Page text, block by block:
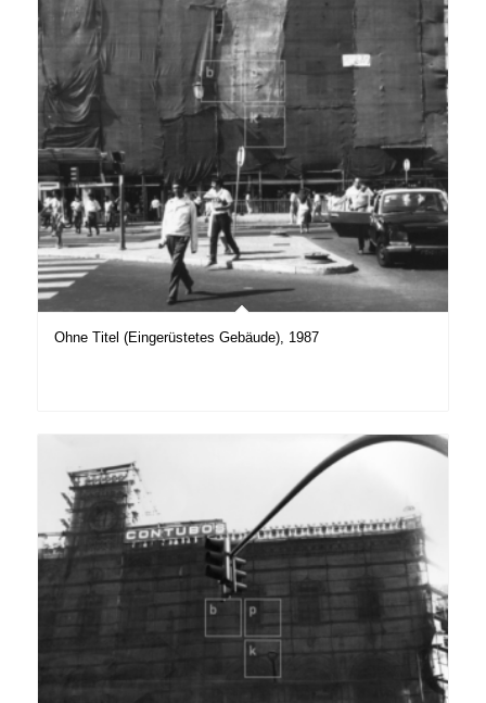
Ohne Titel (Eingerüstetes Gebäude), 1987